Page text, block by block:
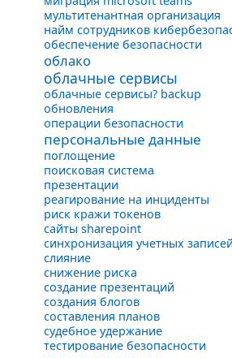
мультитенантная организация
найм сотрудников
обеспечение безопасности
облако
облачные сервисы
облачные сервисы? backup
обновления
операции безопасности
персональные данные
поглощение
поисковая система
презентации
реагирование на инциденты
риск кражи токенов
сайты sharepoint
синхронизация учетных записей
слияние
снижение риска
создание презентаций
создания блогов
составления планов
судебное удержание
тестирование безопасности